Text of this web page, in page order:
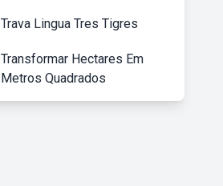
Trava Lingua Tres Tigres
Transformar Hectares Em
Metros Quadrados